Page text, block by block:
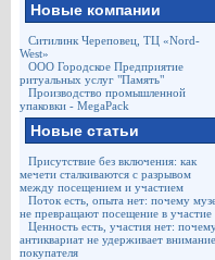
Новые компании
Ситилинк Череповец, ТЦ «Nord-
West»
ООО Городское Предприятие
ритуальных услуг "Память"
Производство промышленной
упаковки - MegaPack
Новые статьи
Присутствие без включения: как
мечети сталкиваются с разрывом
между посещением и участием
Поток есть, опыта нет: почему
не превращают посещение в участие
Ценность есть, участия нет:
антиквариат не удерживает внимание
покупателя